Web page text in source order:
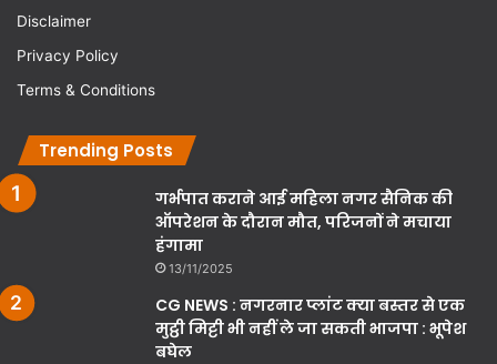
Disclaimer
Privacy Policy
Terms & Conditions
Trending Posts
गर्भपात कराने आई महिला नगर सैनिक की
ऑपरेशन के दौरान मौत, परिजनों ने मचाया
हंगामा
13/11/2025
CG NEWS : नगरनार प्लांट क्या बस्तर से एक
मुट्ठी मिट्टी भी नहीं ले जा सकती भाजपा : भूपेश
बघेल